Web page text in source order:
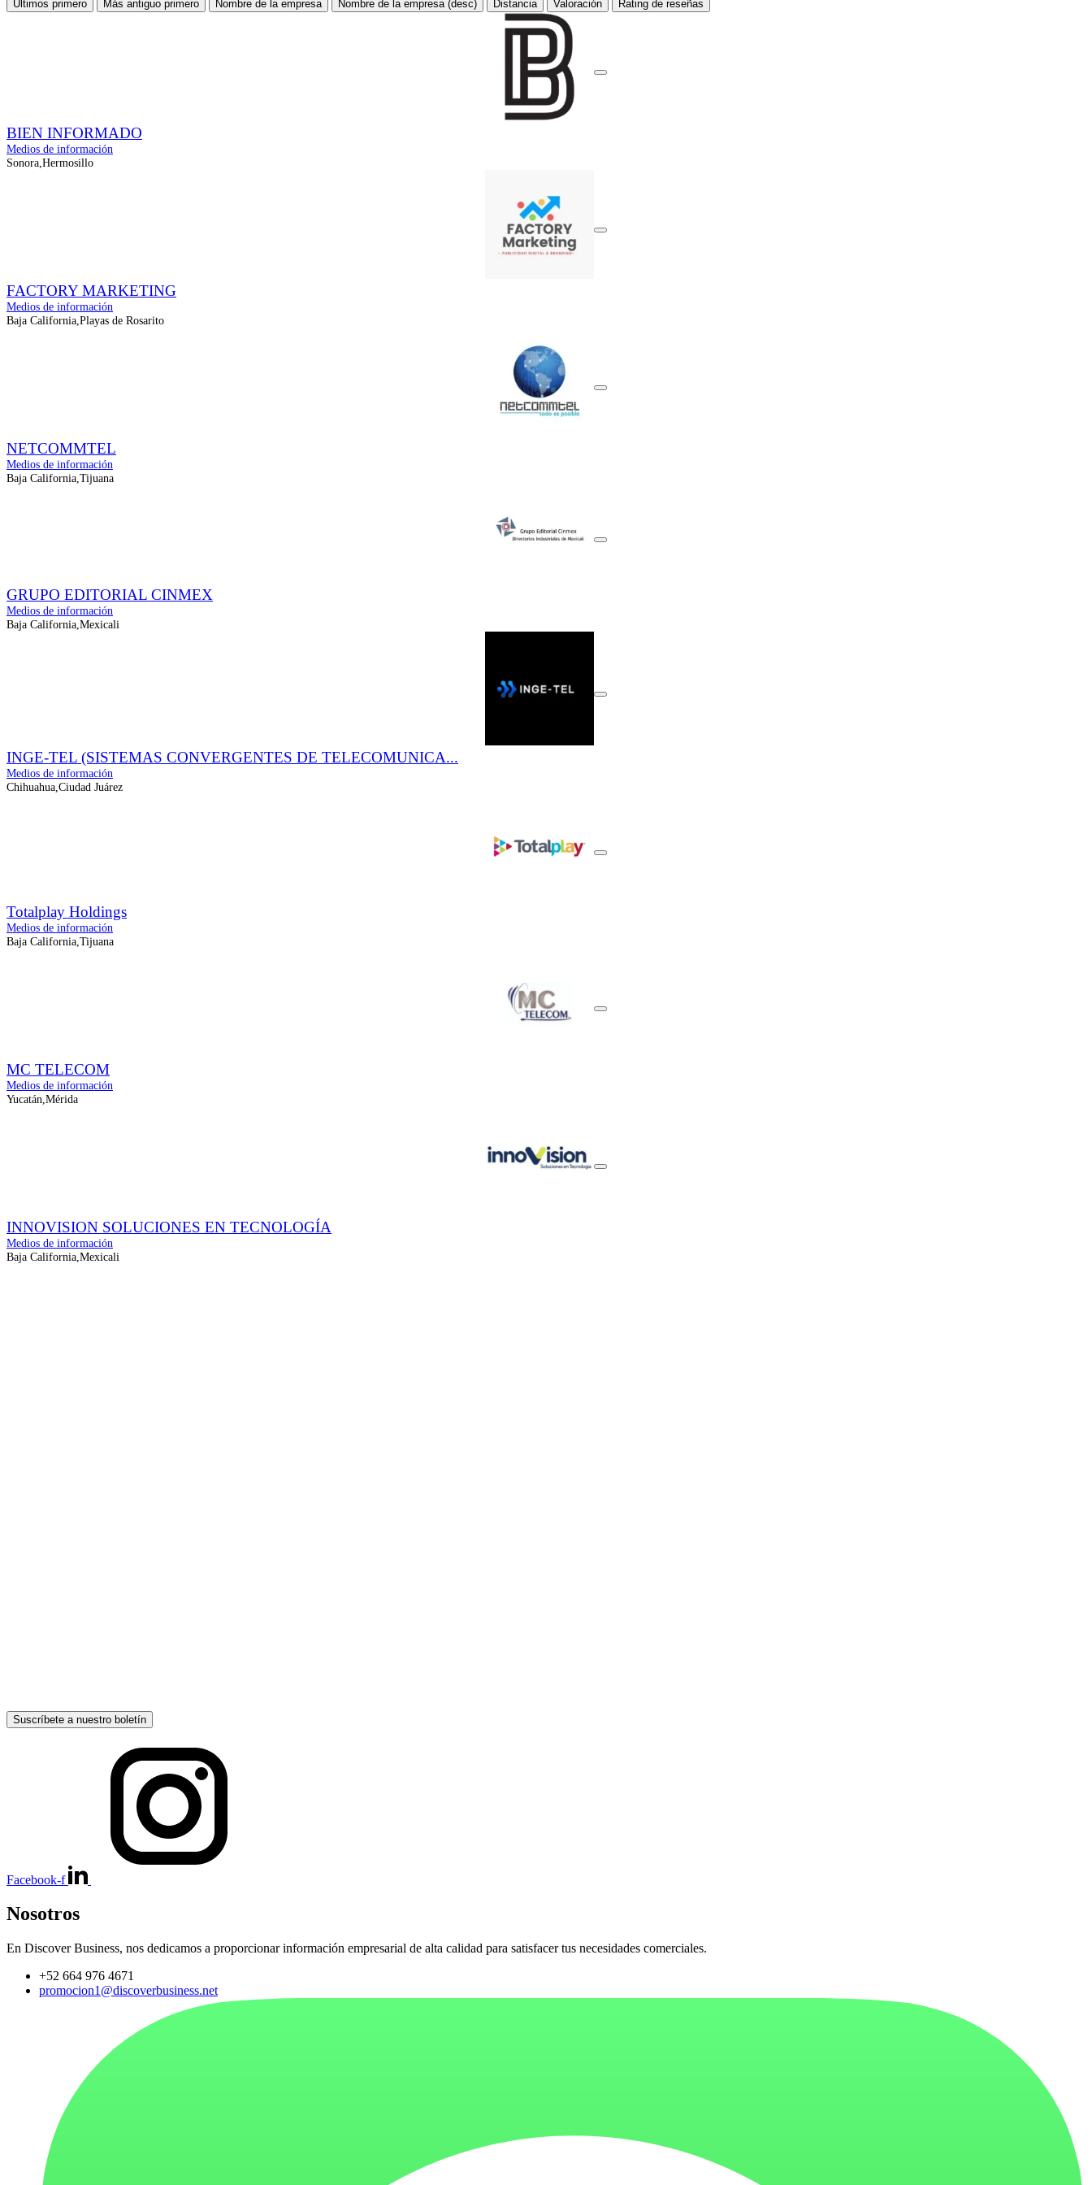
Últimos primero Más antiguo primero Nombre de la empresa Nombre de la empresa (desc) Distancia Valoración Rating de reseñas
BIEN INFORMADO
Medios de información
Sonora,Hermosillo
FACTORY MARKETING
Medios de información
Baja California,Playas de Rosarito
NETCOMMTEL
Medios de información
Baja California,Tijuana
GRUPO EDITORIAL CINMEX
Medios de información
Baja California,Mexicali
INGE-TEL (SISTEMAS CONVERGENTES DE TELECOMUNICA...
Medios de información
Chihuahua,Ciudad Juárez
Totalplay Holdings
Medios de información
Baja California,Tijuana
MC TELECOM
Medios de información
Yucatán,Mérida
INNOVISION SOLUCIONES EN TECNOLOGÍA
Medios de información
Baja California,Mexicali
Suscríbete a nuestro boletín
Facebook-f
Nosotros
En Discover Business, nos dedicamos a proporcionar información empresarial de alta calidad para satisfacer tus necesidades comerciales.
+52 664 976 4671
promocion1@discoverbusiness.net